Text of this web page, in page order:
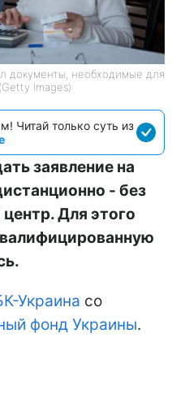
документы, необходимые для
Images)
Читай только суть из
заявление на
- без
Для этого
Украина со
фонд Украины.